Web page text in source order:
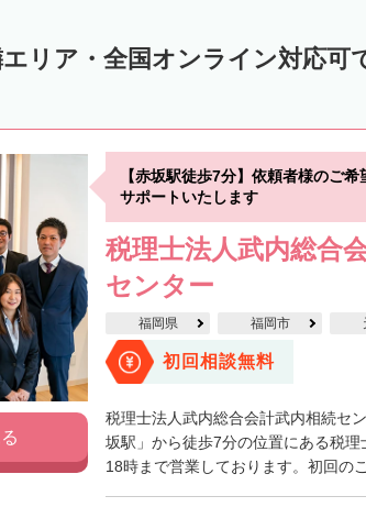
リア・全国オンライン対応可
【赤坂駅徒歩7分】依頼者様のご
サポートいたします
税理士法人武内総合
センター
福岡県 福岡市
初回相談無料
税理士法人武内総合会計武内相続セ
坂駅」から徒歩7分の位置にある税
18時まで営業しております。初回の